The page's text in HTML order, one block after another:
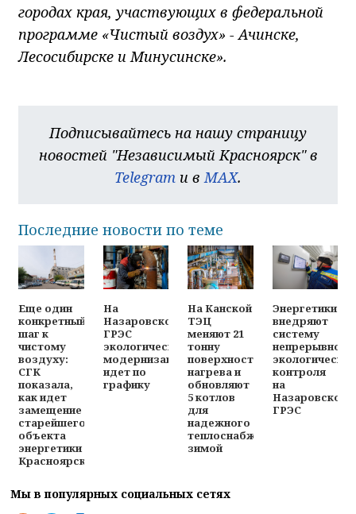
городах края, участвующих в федеральной
программе «Чистый воздух» - Ачинске,
Лесосибирске и Минусинске».
Подписывайтесь на нашу страницу
новостей "Независимый Красноярск" в
Telegram и вMAX.
Последние новости по теме
Еще один
конкретный
шаг к
чистому
воздуху:
СГК
показала,
как идет
замещение
старейшего
объекта
энергетики
Красноярска
На
Назаровской
ГРЭС
экологическая
модернизация
идет по
графику
На Канской
ТЭЦ
меняют 21
тонну
поверхностей
нагрева и
обновляют
5 котлов
для
надежного
теплоснабжения
зимой
Энергетики
внедряют
систему
непрерывного
контроля
на
Назаровской
ГРЭС
Мы в популярных социальных сетях